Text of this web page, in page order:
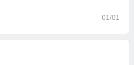
01/01